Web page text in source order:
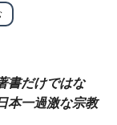
書だけではな
本一過激な宗教